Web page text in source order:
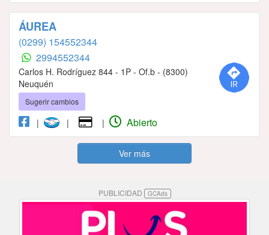
ÁUREA
(0299) 154552344
2994552344
Carlos H. Rodríguez 844 - 1P - Of.b - (8300)
Neuquén
Sugerir cambios
| | | Abierto
Ver más
PUBLICIDAD GCAds